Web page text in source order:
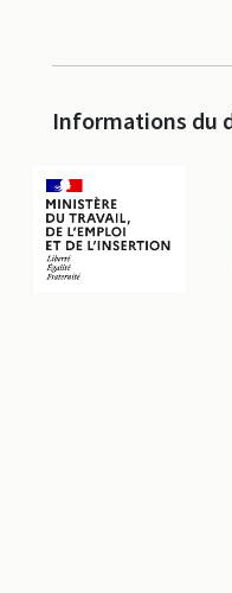
Informations du